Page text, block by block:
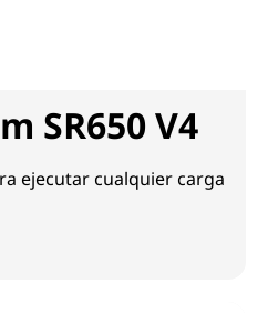
SR650 V4
ejecutar cualquier carga